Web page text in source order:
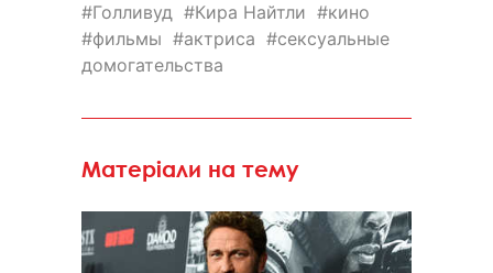
Голливуд Кира Найтли
кино
фильмы
актриса
сексуальные
домогательства
Матеріали на тему